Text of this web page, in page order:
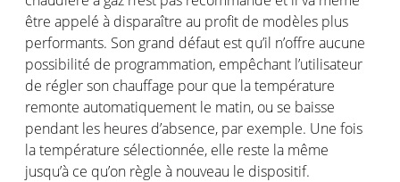
être appelé à disparaître au profit de modèles plus
performants. Son grand défaut est qu’il n’offre aucune
possibilité de programmation, empêchant l’utilisateur
de réglerson chauffage pour que latempérature
remonte automatiquement le matin, ou se baisse
pendant les heures d’absence, par exemple. Une fois
latempérature sélectionnée, elle reste la même
jusqu’à ce qu’on règle à nouveau le dispositif.